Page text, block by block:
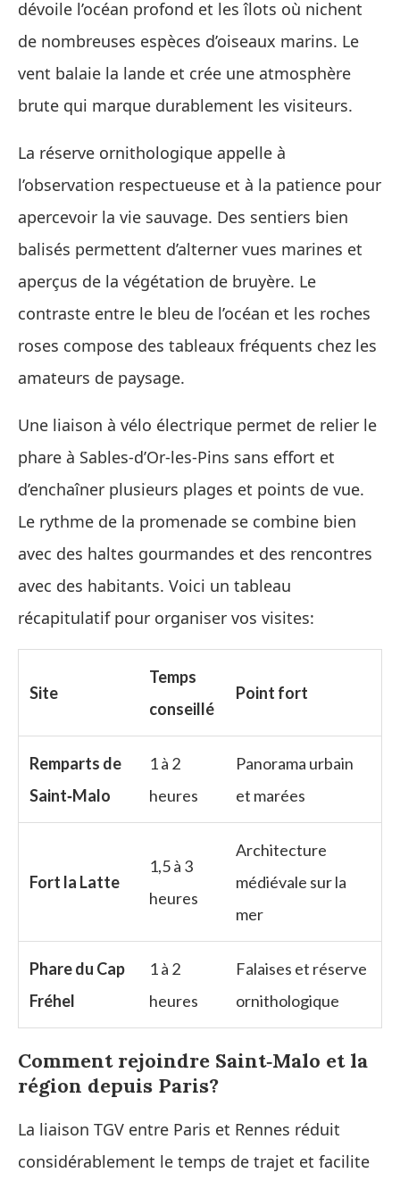
dévoile l’océan profond et les îlots où nichent
de nombreuses espèces d’oiseaux marins. Le
vent balaie la lande et crée une atmosphère
brute qui marque durablement les visiteurs.
La réserve ornithologique appelle à
l’observation respectueuse et à la patience pour
apercevoir la vie sauvage. Des sentiers bien
balisés permettent d’alterner vues marines et
aperçus de la végétation de bruyère. Le
contraste entre le bleu de l’océan et les roches
roses compose des tableaux fréquents chez les
amateurs de paysage.
Une liaison à vélo électrique permet de relier le
phare à Sables‑d’Or‑les‑Pins sans effort et
d’enchaîner plusieurs plages et points de vue.
Le rythme de la promenade se combine bien
avec des haltes gourmandes et des rencontres
avec des habitants. Voici un tableau
récapitulatif pour organiser vos visites:
Site
Temps
conseillé
Point fort
Remparts de
Saint‑Malo
1 à 2
heures
Panorama urbain
et marées
Fort la Latte
1,5 à 3
heures
Architecture
médiévale sur la
mer
Phare du Cap
Fréhel
1 à 2
heures
Falaises et réserve
ornithologique
Comment rejoindre Saint‑Malo et la
région depuis Paris?
La liaison TGV entre Paris et Rennes réduit
considérablement le temps de trajet et facilite